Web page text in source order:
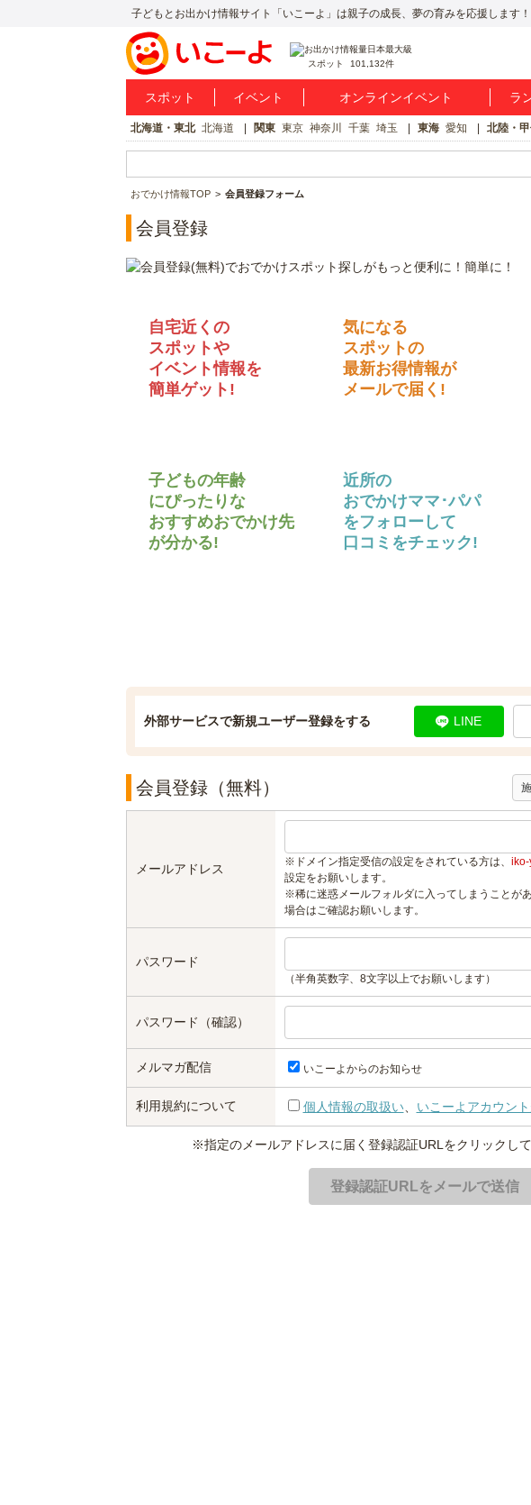
子どもとお出かけ情報サイト「いこーよ」は親子の成長、夢の育みを応援します！
スポット 101,132件
スポット イベント オンラインイベント ラ
北海道・東北 北海道 関東 東京 神奈川 千葉 埼玉 東海 愛知 北陸・
おでかけ情報TOP 会員登録フォーム
会員登録
自宅近くの
スポットや
イベント情報を
簡単ゲット!
気になる
スポットの
最新お得情報が
メールで届く!
子どもの年齢
にぴったりな
おすすめおでかけ先
が分かる!
近所の
おでかけママ･パパ
をフォローして
口コミをチェック!
外部サービスで新規ユーザー登録をする LINE
会員登録（無料）
メールアドレス ※ドメイン指定受信の設定をされている方は、 iko-
設定をお願いします。
※稀に迷惑メールフォルダに入ってしまうことが
場合はご確認お願いします。
パスワード
（半角英数字、8文字以上でお願いします）
パスワード（確認）
メルマガ配信 いこーよからのお知らせ
利用規約について 個人情報の取扱い、 いこーよアカウン
※指定のメールアドレスに届く登録認証URLをクリックして